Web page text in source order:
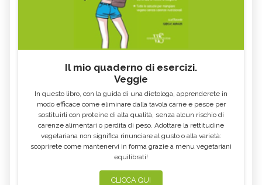
Il mio quaderno di esercizi.
Veggie
In questo libro, con la guida di una dietologa, apprenderete in
modo efficace come eliminare dalla tavola carne e pesce per
sostituirli con proteine di alta qualità, senza alcun rischio di
carenze alimentari o perdita di peso. Adottare la rettitudine
vegetariana non significa rinunciare al gusto o alla varietà:
scoprirete come mantenervi in forma grazie a menu vegetariani
equilibrati!
CLICCA QUI